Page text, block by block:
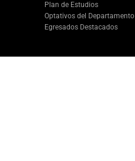
Plan de Estudios
Optativos del Departamento
Egresados Destacados